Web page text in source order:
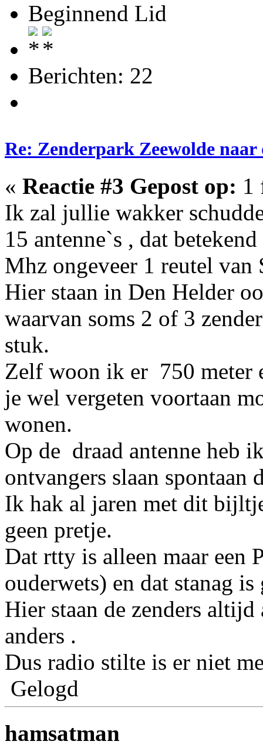
Beginnend Lid
Berichten: 22
Re: Zenderpark Zeewolde naar
« Reactie #3 Gepost op: 1
Ik zal jullie wakker
15 antenne`s , dat
Mhz ongeveer 1 reutel van
Hier staan in Den Helder
waarvan soms 2 of 3
stuk.
Zelf woon ik er 750 meter
je wel vergeten voortaan
wonen.
Op de draad antenne heb
ontvangers slaan spontaan
Ik hak al jaren met dit
geen pretje.
Dat rtty is alleen maar een
ouderwets) en dat stanag is
Hier staan de zenders altijd
anders .
Dus radio stilte is er niet
Gelogd
hamsatman